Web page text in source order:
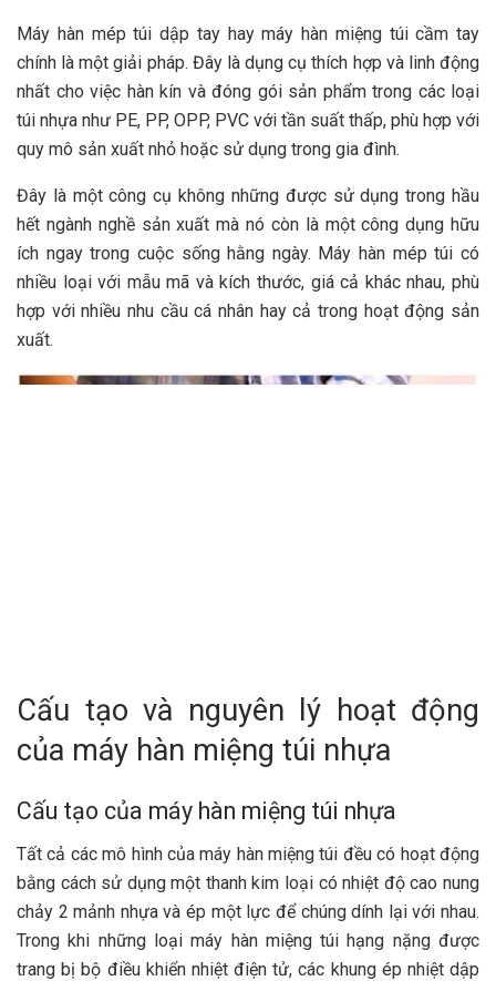
Máy hàn mép túi dập tay hay máy hàn miệng túi cầm tay
chính là một giải pháp. Đây là dụng cụ thích hợp và linh động
nhất cho việc hàn kín và đóng gói sản phẩm trong các loại
túi nhựa như PE, PP, OPP, PVC với tần suất thấp, phù hợp với
quy mô sản xuất nhỏ hoặc sử dụng trong gia đình.
Đây là một công cụ không những được sử dụng trong hầu
hết ngành nghề sản xuất mà nó còn là một công dụng hữu
ích ngay trong cuộc sống hằng ngày. Máy hàn mép túi có
nhiều loại với mẫu mã và kích thước, giá cả khác nhau, phù
hợp với nhiều nhu cầu cá nhân hay cả trong hoạt động sản
xuất.
Cấu tạo và nguyên lý hoạt động
của máy hàn miệng túi nhựa
Cấu tạo của máy hàn miệng túi nhựa
Tất cả các mô hình của máy hàn miệng túi đều có hoạt động
bằng cách sử dụng một thanh kim loại có nhiệt độ cao nung
chảy 2 mảnh nhựa và ép một lực để chúng dính lại với nhau.
Trong khi những loại máy hàn miệng túi hạng nặng được
trang bị bộ điều khiển nhiệt điện tử, các khung ép nhiệt dập